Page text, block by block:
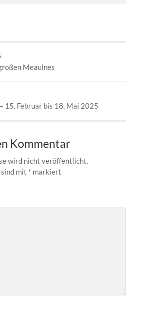
Meaulnes
15. Februar bis 18. Mai 2025
Kommentar
wird nicht veröffentlicht.
mit * markiert